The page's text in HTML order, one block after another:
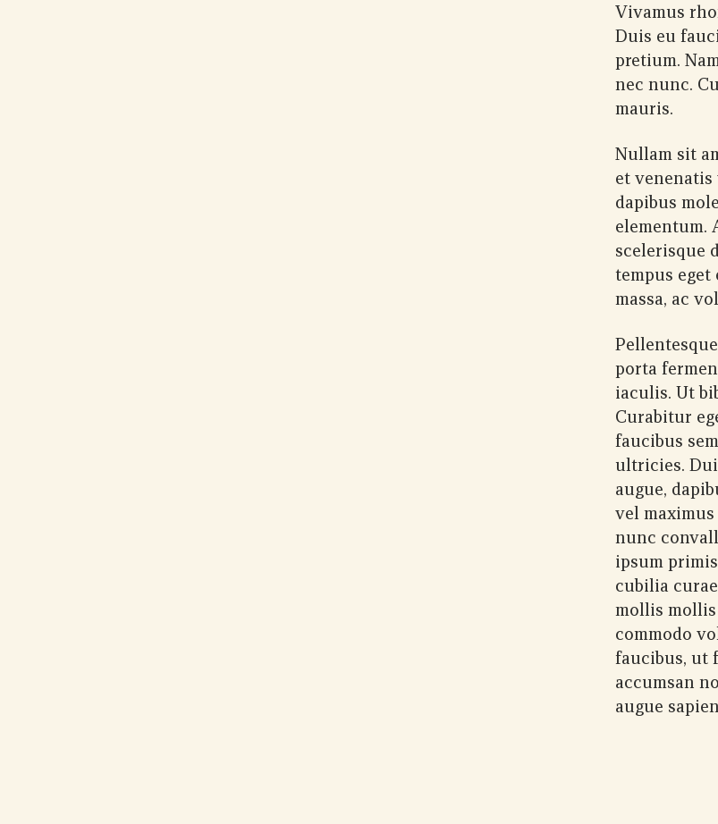
Vivamus
Duis eu
pretium.
nec nunc.
mauris.
Nullam sit
et
dapibus
elementum.
scelerisque
tempus
massa, ac
porta
iaculis. Ut
Curabitur
faucibus
ultricies.
augue,
vel
nunc
ipsum
cubilia
mollis
commodo
faucibus, ut
accumsan
augue